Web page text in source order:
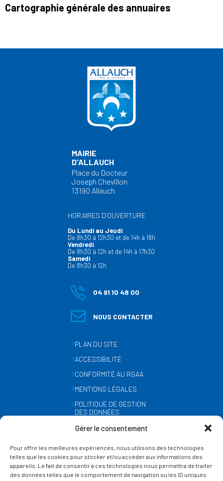
Gérer le consentement
Pour offrir les meilleures expériences, nous utilisons des technologies
telles que les cookies pour stocker et/ou accéder aux informations des
appareils. Le fait de consentir à ces technologies nous permettra de traiter
des données telles que le comportement de navigation ou les ID uniques
Cartographie générale des annuaires
MAIRIE
D'ALLAUCH
Place du Docteur
Joseph Chevillon
13190 Allauch
HORAIRES D’OUVERTURE
Du Lundi au Jeudi
De 8h30 à 12h30 et de 14h à 18h
Vendredi
De 8h30 à 12h et de 14h à 17h30
Samedi
De 8h30 à 12h
04 91 10 48 00
NOUS CONTACTER
PLAN DU SITE
ACCESSIBILITÉ
CONFORMITÉ AU RGAA
MENTIONS LÉGALES
POLITIQUE DE GESTION
DES DONNÉES
GESTION DES COOKIES